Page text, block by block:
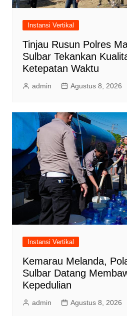
Instansi Vertikal
Tinjau Rusun Polres
Sulbar Tekankan
Ketepatan Waktu
admin Agustus 8, 2026
Instansi Vertikal
Kemarau Melanda,
Sulbar Datang
Kepedulian
admin Agustus 8, 2026